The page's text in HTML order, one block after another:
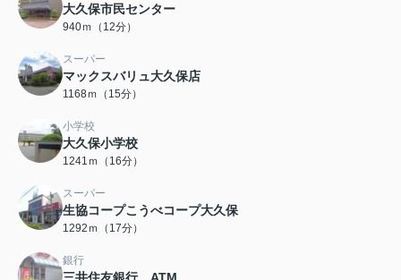
大久保市民センター
940ｍ（12分）
スーパー
マックスバリュ大久保店
1168ｍ（15分）
小学校
大久保小学校
1241ｍ（16分）
スーパー
生協コープこうべコープ大久保
1292ｍ（17分）
銀行